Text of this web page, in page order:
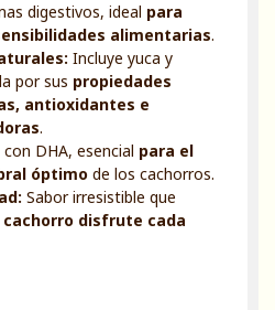
digestivos, ideal para
alimentarias.
Incluye yuca y
por sus propiedades
antioxidantes e
.
DHA, esencial para el
óptimo de los cachorros.
Sabor irresistible que
disfrute cada